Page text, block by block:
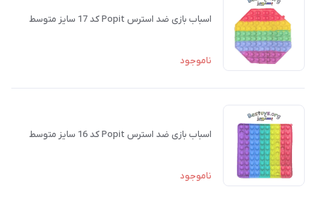
اسباب بازی ضد استرس Popit کد 17 سایز متوسط
ناموجود
اسباب بازی ضد استرس Popit کد 16 سایز متوسط
ناموجود